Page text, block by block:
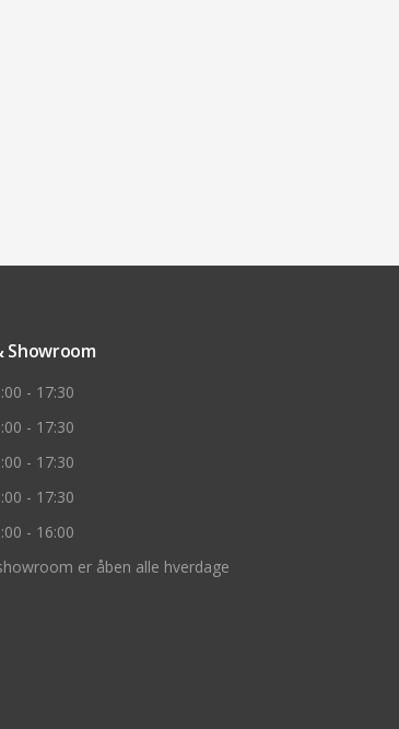
- 17:30
- 17:30
- 17:30
- 17:30
- 16:00
er åben alle hverdage